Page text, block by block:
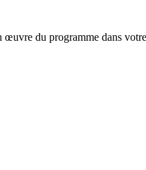
du programme dans